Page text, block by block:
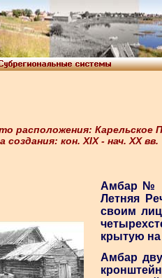
расположения: Карельское
создания: кон. XIX - нач. XX вв.
Амбар № 2
Летняя
своим
крытую на
Амбар